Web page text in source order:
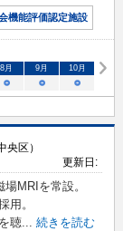
機能評価認定施設
8 月 9 月 10月
○ ○ ○
央区）
更新日:
MRIを常設。
用。
聴... 続きを読む